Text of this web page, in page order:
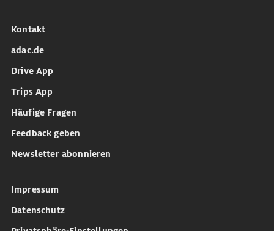
Kontakt
adac.de
Drive App
Trips App
Häufige Fragen
Feedback geben
Newsletter abonnieren
Impressum
Datenschutz